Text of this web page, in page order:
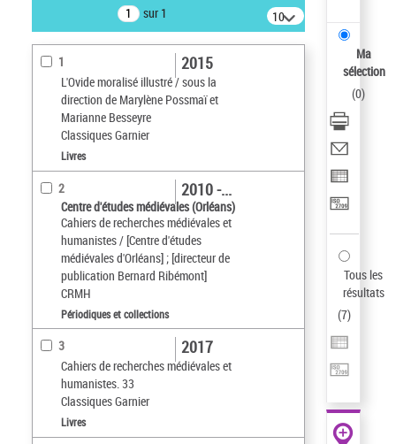
sur 1
10
résultats/page
1
L'Ovide moralisé illustré / sous la
direction de Marylène Possmaï et
Marianne Besseyre
Classiques Garnier
2015
Livres
2
Centre d'études médiévales (Orléans)
Cahiers de recherches médiévales et
humanistes / [Centre d'études
médiévales d'Orléans] ; [directeur de
publication Bernard Ribémont]
CRMH
2010 -...
Périodiques et collections
3
Cahiers de recherches médiévales et
humanistes. 33
Classiques Garnier
2017
Livres
Ma
sélection
(0)
Tous les
résultats
(7)